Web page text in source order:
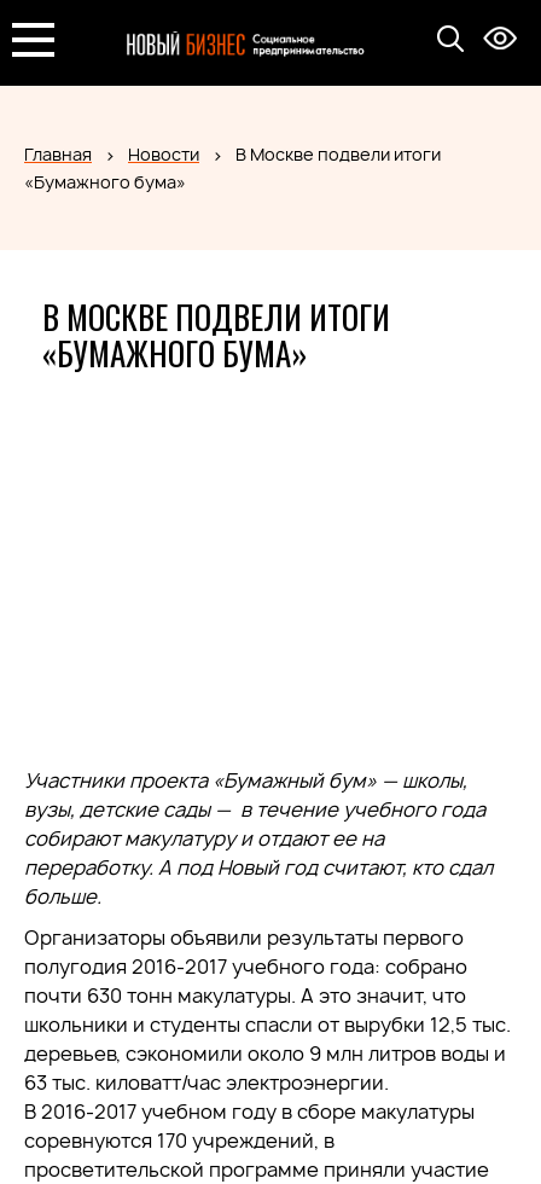
Главная Новости
В Москве подвели итоги
«Бумажного бума»
В МОСКВЕ ПОДВЕЛИ ИТОГИ
«БУМАЖНОГО БУМА»
Участники проекта «Бумажный бум» — школы,
вузы, детские сады — в течение учебного года
собирают макулатуру и отдают ее на
переработку. А под Новый год считают, кто сдал
больше.
Организаторы объявили результаты первого
полугодия 2016-2017 учебного года: собрано
почти 630 тонн макулатуры. А это значит, что
школьники и студенты спасли от вырубки 12,5 тыс.
деревьев, сэкономили около 9 млн литров воды и
63 тыс. киловатт/час электроэнергии.
В 2016-2017 учебном году в сборе макулатуры
соревнуются 170 учреждений, в
просветительской программе приняли участие